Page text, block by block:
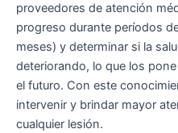
proveedores de atención
progreso durante períodos
meses) y determinar si la
deteriorando, lo que los
el futuro. Con este
intervenir y brindar mayor
cualquier lesión.